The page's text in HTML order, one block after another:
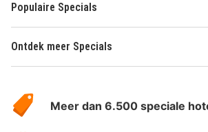
Populaire Specials
Ontdek meer Specials
HotelSpecials
Meer dan 6.500 speciale